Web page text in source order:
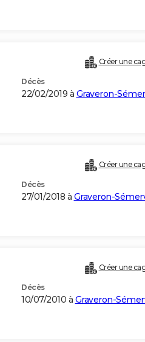
Créer une
Décès
22/02/2019 à Graveron-
Créer une
Décès
27/01/2018 à Graveron-
Créer une
Décès
10/07/2010 à Graveron-